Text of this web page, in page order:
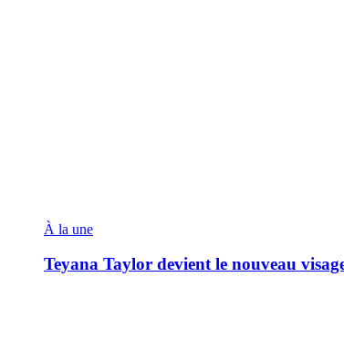
À la une
Teyana Taylor devient le nouveau